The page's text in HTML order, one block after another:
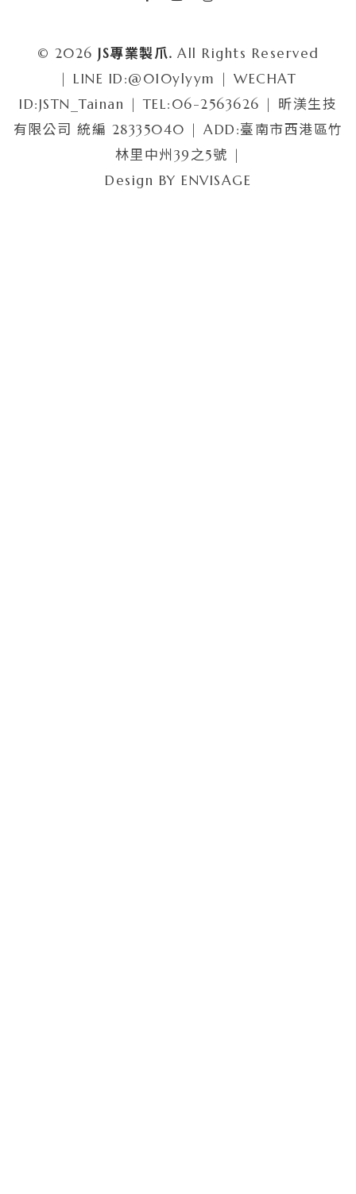
© 2026 JS專業製爪. All Rights Reserved
| LINE ID:@010ylyym | WECHAT
ID:JSTN_Tainan | TEL:06-2563626 | 昕渼生技
有限公司 統編 28335040 | ADD:臺南市西港區竹
林里中州39之5號 |
Design BY ENVISAGE